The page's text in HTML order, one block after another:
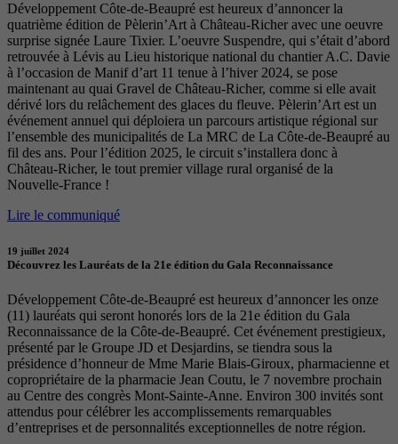
Développement Côte-de-Beaupré est heureux d’annoncer la
quatrième édition de Pèlerin’Art à Château-Richer avec une oeuvre
surprise signée Laure Tixier. L’oeuvre Suspendre, qui s’était d’abord
retrouvée à Lévis au Lieu historique national du chantier A.C. Davie
à l’occasion de Manif d’art 11 tenue à l’hiver 2024, se pose
maintenant au quai Gravel de Château-Richer, comme si elle avait
dérivé lors du relâchement des glaces du fleuve. Pèlerin’Art est un
événement annuel qui déploiera un parcours artistique régional sur
l’ensemble des municipalités de La MRC de La Côte-de-Beaupré au
fil des ans. Pour l’édition 2025, le circuit s’installera donc à
Château-Richer, le tout premier village rural organisé de la
Nouvelle-France !
Lire le communiqué
19 juillet 2024
Découvrez les Lauréats de la 21e édition du Gala Reconnaissance
Développement Côte-de-Beaupré est heureux d’annoncer les onze
(11) lauréats qui seront honorés lors de la 21e édition du Gala
Reconnaissance de la Côte-de-Beaupré. Cet événement prestigieux,
présenté par le Groupe JD et Desjardins, se tiendra sous la
présidence d’honneur de Mme Marie Blais-Giroux, pharmacienne et
copropriétaire de la pharmacie Jean Coutu, le 7 novembre prochain
au Centre des congrès Mont-Sainte-Anne. Environ 300 invités sont
attendus pour célébrer les accomplissements remarquables
d’entreprises et de personnalités exceptionnelles de notre région.